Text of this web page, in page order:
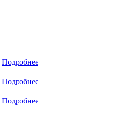
Подробнее
Подробнее
Подробнее